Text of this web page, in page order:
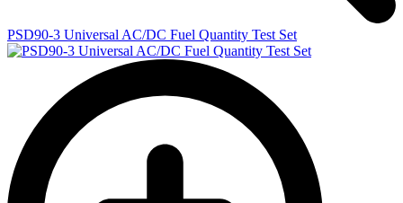
PSD90-3 Universal AC/DC Fuel Quantity Test Set